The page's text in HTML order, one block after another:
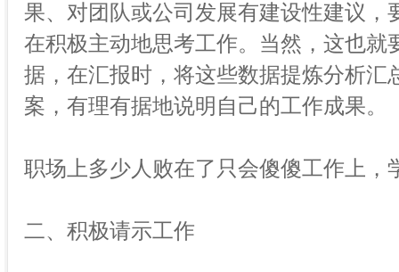
果、对团队或公司发展有建设性建议
在积极主动地思考工作。当然，这也
据，在汇报时，将这些数据提炼分析汇
案，有理有据地说明自己的工作成果。
职场上多少人败在了只会傻傻工作上，
二、积极请示工作